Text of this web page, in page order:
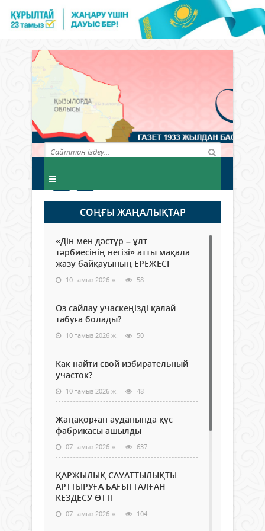
СОҢҒЫ ЖАҢАЛЫҚТАР
«Дін мен дәстүр – ұлт
тәрбиесінің негізі» атты мақала
жазу байқауының ЕРЕЖЕСІ
10 тамыз 2026 ж. 58
Өз сайлау учаскеңізді қалай
табуға болады?
10 тамыз 2026 ж. 50
Как найти свой избирательный
участок?
10 тамыз 2026 ж. 48
Жаңақорған ауданында құс
фабрикасы ашылды
07 тамыз 2026 ж. 637
ҚАРЖЫЛЫҚ САУАТТЫЛЫҚТЫ
АРТТЫРУҒА БАҒЫТТАЛҒАН
КЕЗДЕСУ ӨТТІ
07 тамыз 2026 ж. 104